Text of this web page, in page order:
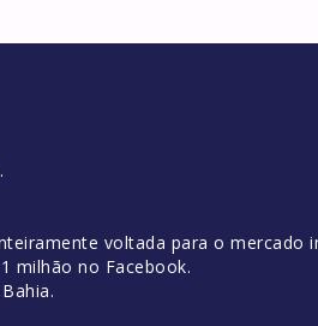
voltada para o mercado
milhão no Facebook.